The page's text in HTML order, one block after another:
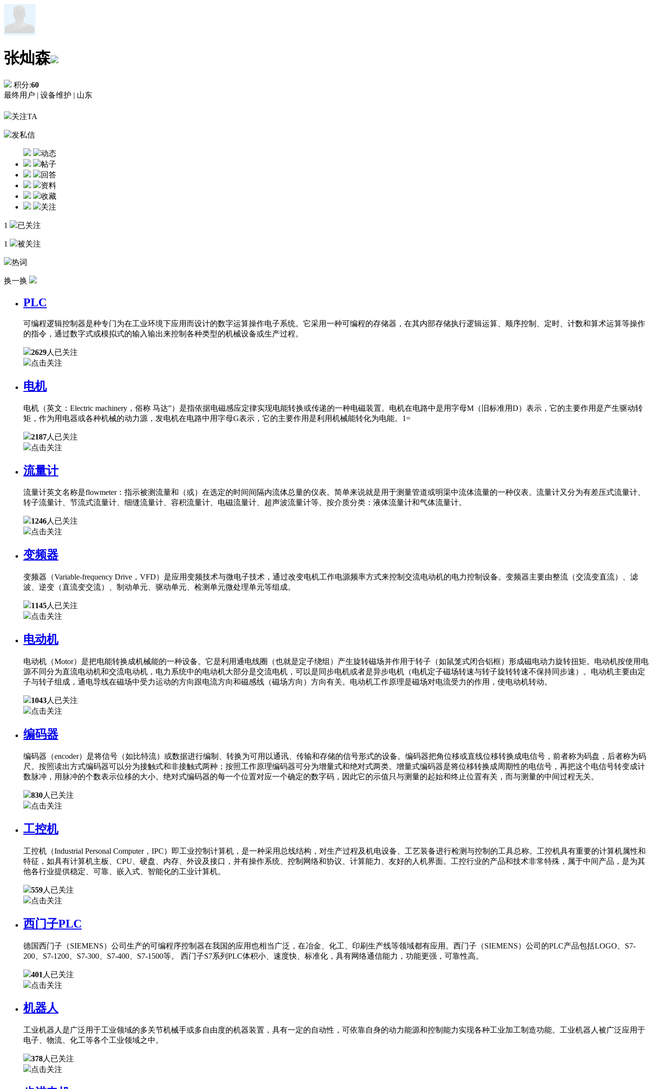
张灿森
积分:60
最终用户 | 设备维护 | 山东
关注TA
发私信
动态
帖子
回答
资料
收藏
关注
1 已关注
1 被关注
热词
换一换
PLC
可编程逻辑控制器是种专门为在工业环境下应用而设计的数字运算操作电子系统。它采用一种可编程的存储器，在其内部存储执行逻辑运算、顺序控制、定时、计数和算术运算等操作
的指令，通过数字式或模拟式的输入输出来控制各种类型的机械设备或生产过程。
2629人已关注
点击关注
电机
电机（英文：Electric machinery，俗称 马达”）是指依据电磁感应定律实现电能转换或传递的一种电磁装置。电机在电路中是用字母M（旧标准用D）表示，它的主要作用是产生驱动转
矩，作为用电器或各种机械的动力源，发电机在电路中用字母G表示，它的主要作用是利用机械能转化为电能。1=
2187人已关注
点击关注
流量计
流量计英文名称是flowmeter：指示被测流量和（或）在选定的时间间隔内流体总量的仪表。简单来说就是用于测量管道或明渠中流体流量的一种仪表。流量计又分为有差压式流量计、
转子流量计、节流式流量计、细缝流量计、容积流量计、电磁流量计、超声波流量计等。按介质分类：液体流量计和气体流量计。
1246人已关注
点击关注
变频器
变频器（Variable-frequency Drive，VFD）是应用变频技术与微电子技术，通过改变电机工作电源频率方式来控制交流电动机的电力控制设备。变频器主要由整流（交流变直流）、滤
波、逆变（直流变交流）、制动单元、驱动单元、检测单元微处理单元等组成。
1145人已关注
点击关注
电动机
电动机（Motor）是把电能转换成机械能的一种设备。它是利用通电线圈（也就是定子绕组）产生旋转磁场并作用于转子（如鼠笼式闭合铝框）形成磁电动力旋转扭矩。电动机按使用电
源不同分为直流电动机和交流电动机，电力系统中的电动机大部分是交流电机，可以是同步电机或者是异步电机（电机定子磁场转速与转子旋转转速不保持同步速）。电动机主要由定
子与转子组成，通电导线在磁场中受力运动的方向跟电流方向和磁感线（磁场方向）方向有关。电动机工作原理是磁场对电流受力的作用，使电动机转动。
1043人已关注
点击关注
编码器
编码器（encoder）是将信号（如比特流）或数据进行编制、转换为可用以通讯、传输和存储的信号形式的设备。编码器把角位移或直线位移转换成电信号，前者称为码盘，后者称为码
尺。按照读出方式编码器可以分为接触式和非接触式两种；按照工作原理编码器可分为增量式和绝对式两类。增量式编码器是将位移转换成周期性的电信号，再把这个电信号转变成计
数脉冲，用脉冲的个数表示位移的大小。绝对式编码器的每一个位置对应一个确定的数字码，因此它的示值只与测量的起始和终止位置有关，而与测量的中间过程无关。
830人已关注
点击关注
工控机
工控机（Industrial Personal Computer，IPC）即工业控制计算机，是一种采用总线结构，对生产过程及机电设备、工艺装备进行检测与控制的工具总称。工控机具有重要的计算机属性和
特征，如具有计算机主板、CPU、硬盘、内存、外设及接口，并有操作系统、控制网络和协议、计算能力、友好的人机界面。工控行业的产品和技术非常特殊，属于中间产品，是为其
他各行业提供稳定、可靠、嵌入式、智能化的工业计算机。
559人已关注
点击关注
西门子PLC
德国西门子（SIEMENS）公司生产的可编程序控制器在我国的应用也相当广泛，在冶金、化工、印刷生产线等领域都有应用。西门子（SIEMENS）公司的PLC产品包括LOGO、S7-
200、S7-1200、S7-300、S7-400、S7-1500等。 西门子S7系列PLC体积小、速度快、标准化，具有网络通信能力，功能更强，可靠性高。
401 人已关注
点击关注
机器人
工业机器人是广泛用于工业领域的多关节机械手或多自由度的机器装置，具有一定的自动性，可依靠自身的动力能源和控制能力实现各种工业加工制造功能。工业机器人被广泛应用于
电子、物流、化工等各个工业领域之中。
378人已关注
点击关注